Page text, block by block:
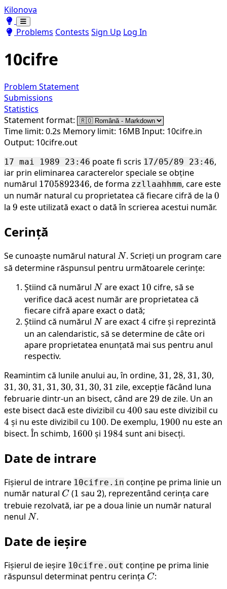
Kilonova
Toggle theme
Toggle theme
Problems Contests Sign Up Log In
10cifre
Problem Statement
Submissions
Statistics
Statement format:
Time limit: 0.2s Memory limit: 16MBInput: 10cifre.in
Output: 10cifre.out
17 mai 1989 23:46 poate fi scris 17/05/89 23:46,
iar prin eliminarea caracterelor speciale se obține
numărul 1705892346
1705892346, de forma zzllaahhmm, care este
un număr natural cu proprietatea că fiecare cifră de la 0
0
la 9
9 este utilizată exact o dată în scrierea acestui număr.
Cerință
Se cunoaște numărul natural N
N. Scrieți un program care
să determine răspunsul pentru următoarele cerințe:
Știind că numărul N
N are exact 10
10 cifre, să se
verifice dacă acest număr are proprietatea că
fiecare cifră apare exact o dată;
Știind că numărul N
N are exact4
4 cifre și reprezintă
un an calendaristic, să se determine de câte ori
apare proprietatea enunțată mai sus pentru anul
respectiv.
Reamintim că lunile anului au, în ordine, 31
31, 28
28, 31
31, 30
30,
31, 30
30, 31
31, 31
31, 30
30, 31
31, 30
30, 31
31 zile, excepție făcând luna
februarie dintr-un an bisect, când are 29
29 de zile. Un an
este bisect dacă este divizibil cu 400
400 sau este divizibil cu
4 și nu este divizibil cu 100
100. De exemplu, 1900
1900 nu este an
bisect. În schimb, 1600
1600 și 1984
1984 sunt ani bisecți.
Date de intrare
Fișierul de intrare 10cifre.in conține pe prima linie un
număr natural C
C (1
1 sau 2
2), reprezentând cerința care
trebuie rezolvată, iar pe a doua linie un număr natural
nenul N
N.
Date de ieșire
Fișierul de ieșire 10cifre.out conține pe prima linie
răspunsul determinat pentru cerința C
C: